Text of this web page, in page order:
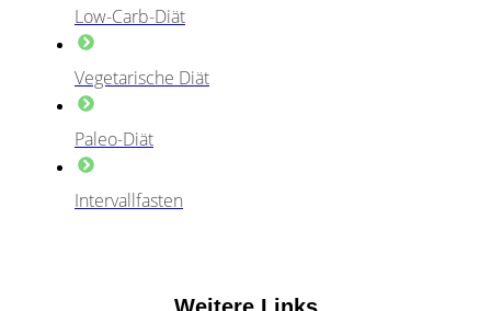
Low-Carb-Diät
Vegetarische Diät
Paleo-Diät
Intervallfasten